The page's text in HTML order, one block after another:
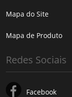
Mapa do Site
Mapa de Produto
Redes Sociais
Facebook